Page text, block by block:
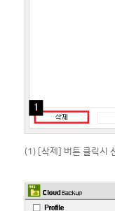
(1) [삭제] 버튼 클릭시